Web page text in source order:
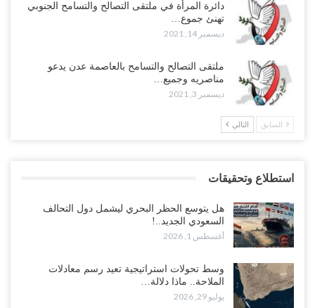
دائرة المرأة في ملتقى التصالح والتسامح الجنوبي
تهنئ جموع…
ديسمبر 14, 2021
ملتقى التصالح والتسامح بالعاصمة عدن يدعو
مناصريه وجميع…
ديسمبر 3, 2021
السابق التالي
استطلاع وتحقيقات
هل يتوسع الحظر البحري ليشمل دول التحالف
السعودي الجديد..!
أغسطس 1, 2026
وسط تحولات استراتيجية تعيد رسم معادلات
الملاحة.. ماذا دلالة…
يوليو 29, 2026